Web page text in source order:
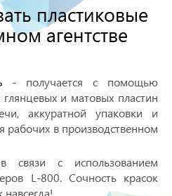
пластиковые
агентстве
- получается с помощью
и матовых пластин
аккуратной упаковки и
рабочих в производственном
с использованием
L-800. Сочность красок